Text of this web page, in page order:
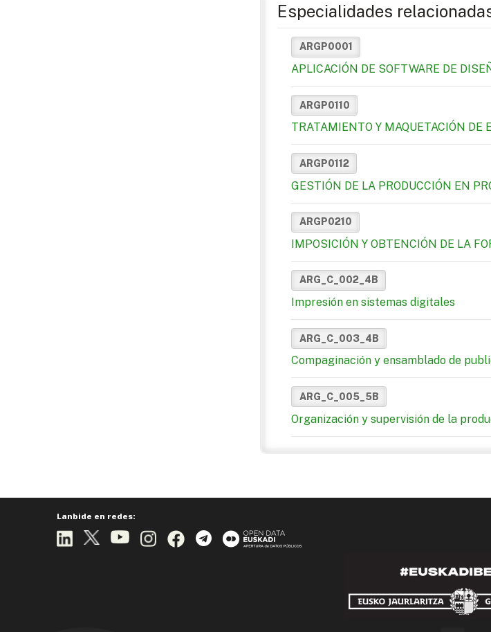
Especialidades
ARGP0001
APLICACIÓN DE SOFTWARE DE
ARGP0110
TRATAMIENTO Y MAQUETACIÓN DE
ARGP0112
GESTIÓN DE LA PRODUCCIÓN EN
ARGP0210
IMPOSICIÓN Y OBTENCIÓN DE LA
ARG_C_002_4B
Impresión en sistemas digitales
ARG_C_003_4B
Compaginación y ensamblado de
ARG_C_005_5B
Organización y supervisión de la
Lanbide en redes: